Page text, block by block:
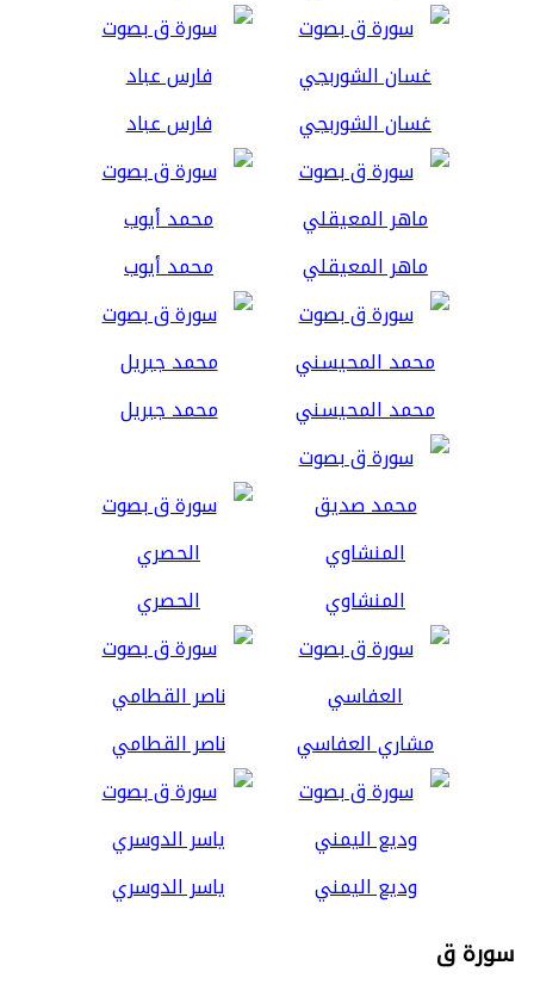
غسان الشوربجي فارس عباد
ماهر المعيقلي محمد أيوب
محمد المحيسني محمد جبريل
المنشاوي الحصري
مشاري العفاسي ناصر القطامي
وديع اليمني ياسر الدوسري
سورة ق